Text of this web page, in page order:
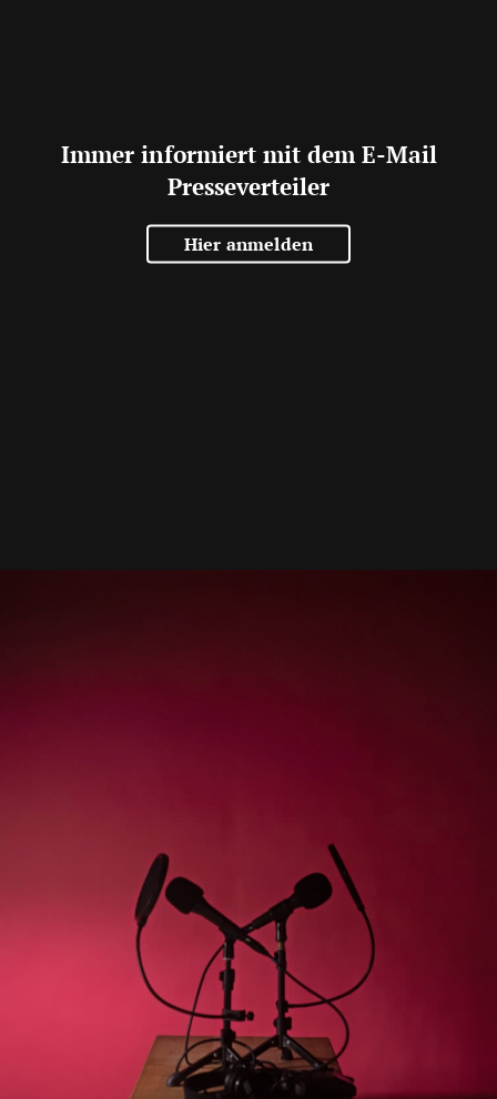
Immer informiert mit dem E-Mail
Presseverteiler
Hier anmelden